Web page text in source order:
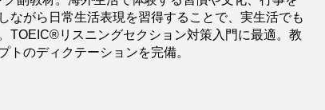
ながら日常生活表現を習得することで、実生活でも
TOEIC®リスニングセクション対策入門に最適。教
トのディクテーションを完備。